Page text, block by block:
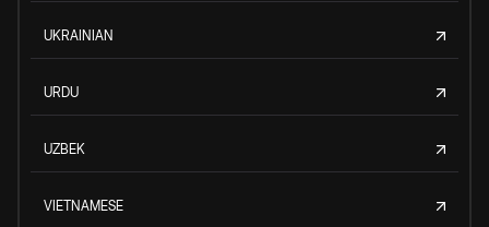
UKRAINIAN
URDU
UZBEK
VIETNAMESE